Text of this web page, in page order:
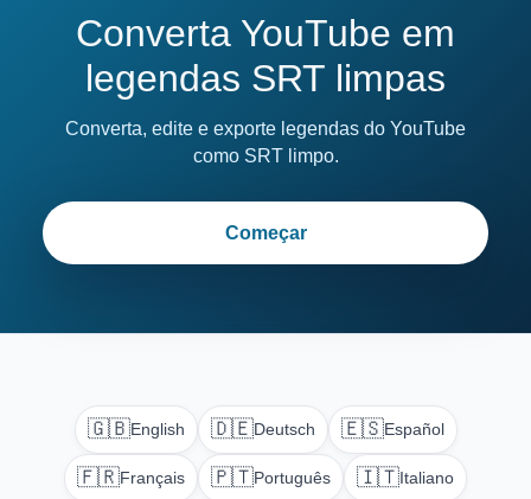
Converta YouTube em
legendas SRT limpas
Converta, edite e exporte legendas do YouTube
como SRT limpo.
Começar
🇬🇧English 🇩🇪Deutsch 🇪🇸Español
🇫🇷Français 🇵🇹Português 🇮🇹Italiano